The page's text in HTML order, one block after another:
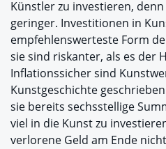
Künstler zu investieren,
geringer. Investitionen in
empfehlenswerteste Form
sie sind riskanter, als es der
Inflationssicher sind
Kunstgeschichte
sie bereits sechsstellige
viel in die Kunst zu
verlorene Geld am Ende